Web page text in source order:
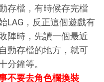
存檔，有時候存完檔
LAG，反正這個遊戲有
陣時，先讀一個最近
動存檔的地方，就可
分鐘等。
不要去角色欄換裝